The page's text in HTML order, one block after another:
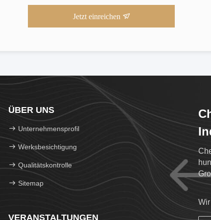
Jetzt einreichen
ÜBER UNS
Unternehmensprofil
Werksbesichtigung
Qualitätskontrolle
Sitemap
VERANSTALTUNGEN